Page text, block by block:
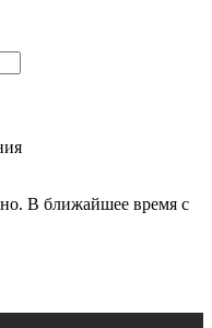
В ближайшее время с